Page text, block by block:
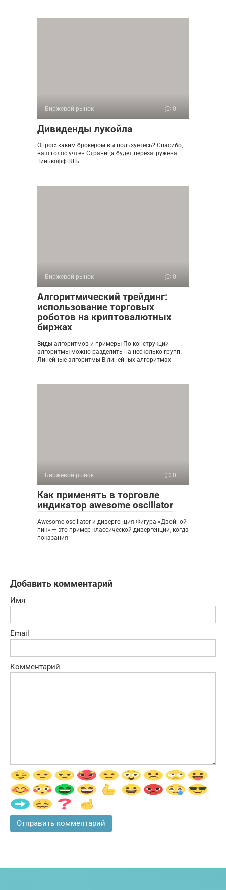
Биржевой рынок 0
Дивиденды лукойла
Опрос: каким брокером вы пользуетесь? Спасибо,
ваш голос учтен Страница будет перезагружена
Тинькофф ВТБ
Биржевой рынок 0
Алгоритмический трейдинг:
использование торговых
роботов на криптовалютных
биржах
Виды алгоритмов и примеры По конструкции
алгоритмы можно разделить на несколько групп.
Линейные алгоритмы В линейных алгоритмах
Биржевой рынок 0
Как применять в торговле
индикатор awesome oscillator
Awesome oscillator и дивергенция Фигура «Двойной
пик» — это пример классической дивергенции, когда
показания
Добавить комментарий
Имя
Email
Комментарий